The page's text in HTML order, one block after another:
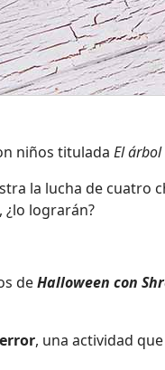
niños titulada El
la lucha de cuatro
, ¿lo lograrán?
deHalloween con
, una actividad